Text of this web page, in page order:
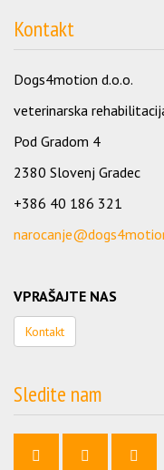
Kontakt
Dogs4motion d.o.o.
veterinarska
Pod Gradom 4
2380 Slovenj Gradec
+386 40 186 321
VPRAŠAJTE NAS
Kontakt
Sledite nam